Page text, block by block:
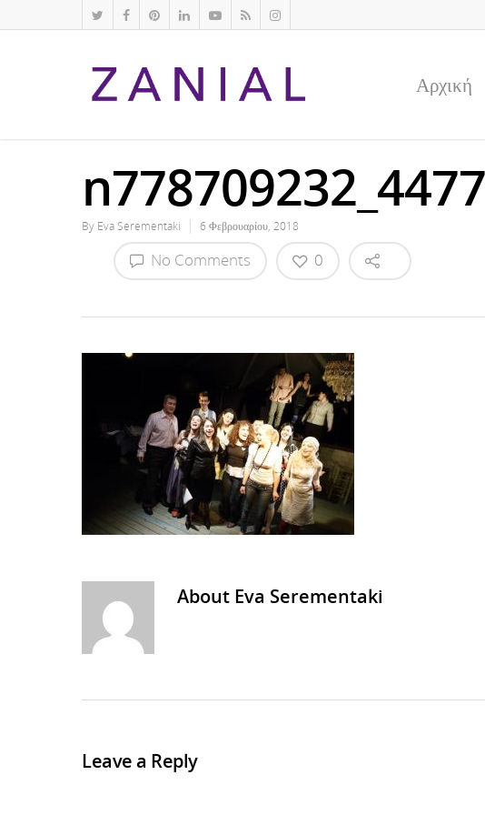
Αρχική
By Eva Serementaki 6 Φεβρουαρίου, 2018
No Comments 0
About Eva Serementaki
Leave a Reply